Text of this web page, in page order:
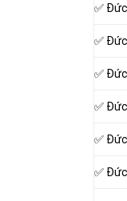
✅
✅
✅
✅
✅
✅